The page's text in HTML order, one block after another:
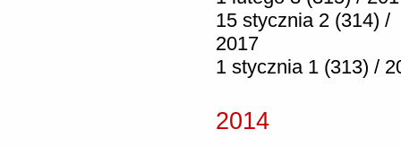
15 stycznia 2 (314) /
2017
1 stycznia 1 (313) /
2014